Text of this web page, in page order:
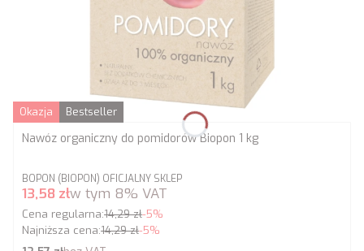
Okazja Bestseller
Nawóz organiczny do pomidorów Biopon 1 kg
PRODUCENT
BOPON (BIOPON) OFICJALNY SKLEP
Cena promocyjna brutto
13,58 złw tym 8% VAT
Cena regularna:14,29 zł-5%
Najniższa cena:14,29 zł-5%